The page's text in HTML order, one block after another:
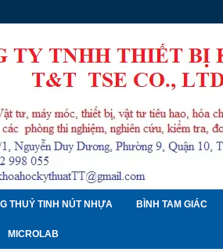
THUỶ TINH NÚT NHỰA BÌNH TAM GIÁC
MICROLAB